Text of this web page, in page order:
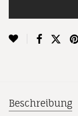
Beschreibung